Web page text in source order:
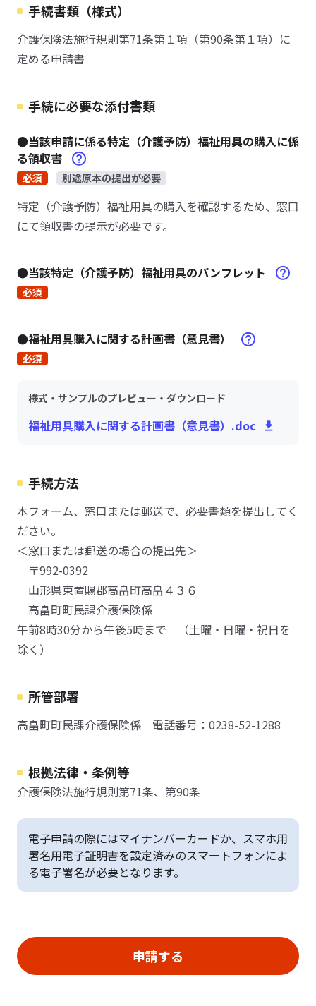
手続書類（様式）
介護保険法施行規則第71条第１項（第90条第１項）に
定める申請書
手続に必要な添付書類
●当該申請に係る特定（介護予防）福祉用具の購入に係
る領収書
必須 別途原本の提出が必要
特定（介護予防）福祉用具の購入を確認するため、窓口
にて領収書の提示が必要です。
●当該特定（介護予防）福祉用具のパンフレット
必須
●福祉用具購入に関する計画書（意見書）
必須
様式・サンプルのプレビュー・ダウンロード
福祉用具購入に関する計画書（意見書）.doc
手続方法
本フォーム、窓口または郵送で、必要書類を提出してく
ださい。
＜窓口または郵送の場合の提出先＞
〒992-0392
山形県東置賜郡高畠町高畠４３６
高畠町町民課介護保険係
午前8時30分から午後5時まで （土曜・日曜・祝日を
除く）
所管部署
高畠町町民課介護保険係 電話番号：0238-52-1288
根拠法律・条例等
介護保険法施行規則第71条、第90条
電子申請の際にはマイナンバーカードか、スマホ用
署名用電子証明書を設定済みのスマートフォンによ
る電子署名が必要となります。